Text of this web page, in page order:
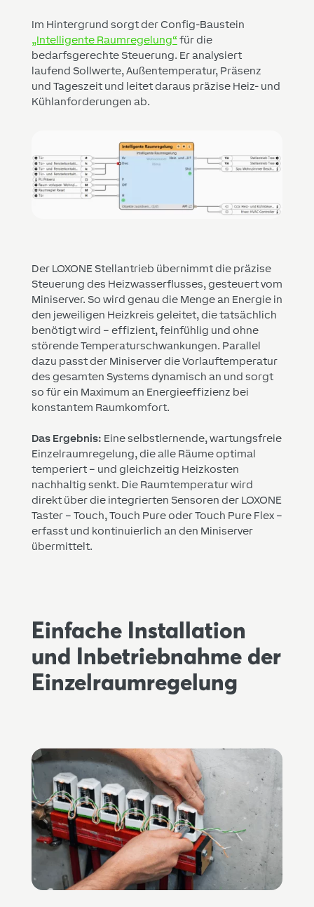
Im Hintergrund sorgt der Config-Baustein
„Intelligente Raumregelung“für die
bedarfsgerechte Steuerung. Er analysiert
laufend Sollwerte, Außentemperatur, Präsenz
und Tageszeit und leitet daraus präzise Heiz- und
Kühlanforderungen ab.
Der LOXONE Stellantrieb übernimmt die präzise
Steuerung des Heizwasserflusses, gesteuert vom
Miniserver. So wird genau die Menge an Energie in
den jeweiligen Heizkreis geleitet, die tatsächlich
benötigt wird – effizient, feinfühlig und ohne
störende Temperaturschwankungen. Parallel
dazu passt der Miniserver die Vorlauftemperatur
des gesamten Systems dynamisch an und sorgt
so für ein Maximum an Energieeffizienz bei
konstantem Raumkomfort.
Das Ergebnis: Eine selbstlernende, wartungsfreie
Einzelraumregelung, die alle Räume optimal
temperiert – und gleichzeitig Heizkosten
nachhaltig senkt. Die Raumtemperatur wird
direkt über die integrierten Sensoren der LOXONE
Taster – Touch, Touch Pure oder Touch Pure Flex –
erfasst und kontinuierlich an den Miniserver
übermittelt.
Einfache Installation
und Inbetriebnahme der
Einzelraumregelung